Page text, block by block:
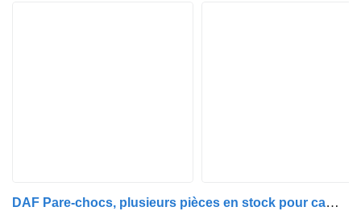
DAF Pare-chocs, plusieurs pièces en stock pour camion DAF YA 4440